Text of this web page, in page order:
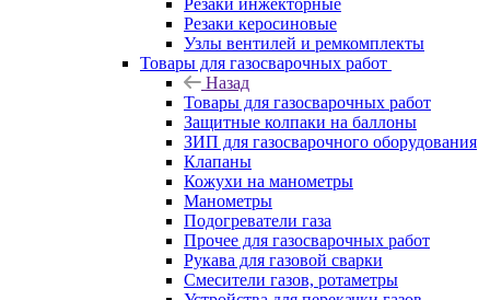
Резаки инжекторные
Резаки керосиновые
Узлы вентилей и ремкомплекты
Товары для газосварочных работ
Назад
Товары для газосварочных работ
Защитные колпаки на баллоны
ЗИП для газосварочного оборудования
Клапаны
Кожухи на манометры
Манометры
Подогреватели газа
Прочее для газосварочных работ
Рукава для газовой сварки
Смесители газов, ротаметры